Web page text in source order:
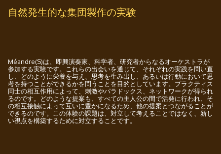
自然発生的な集団製作の実験
Méandre(S)は、即興演奏家、科学者、研究者からなるオーケストラが
参加する実験です。これらの出会いを通じて、それぞれの実践を問い直
し、どのように栄養を与え、思考を生み出し、あるいは行動において思
考を持つことができるかを問うことを目的としています。プラクティス
同士の相互作用によって、刺激やパラドックス、ネットワークが得られ
るのです。どのような提案も、すべての主人公の間で活発に行われ、そ
の相互接触によって互いに豊かになるため、他の提案とつながることが
できるのです。この体験の課題は、対立して考えることではなく、新し
い視点を構築するために対立することです。